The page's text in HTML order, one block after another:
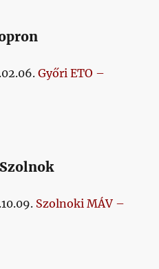
Győri ETO –
Szolnoki MÁV –